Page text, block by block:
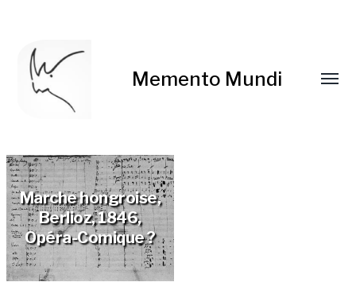
Memento Mundi
Marche hongroise,
Berlioz, 1846,
Opéra-Comique ?